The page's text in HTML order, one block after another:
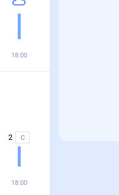
18:00
2 С
18:00